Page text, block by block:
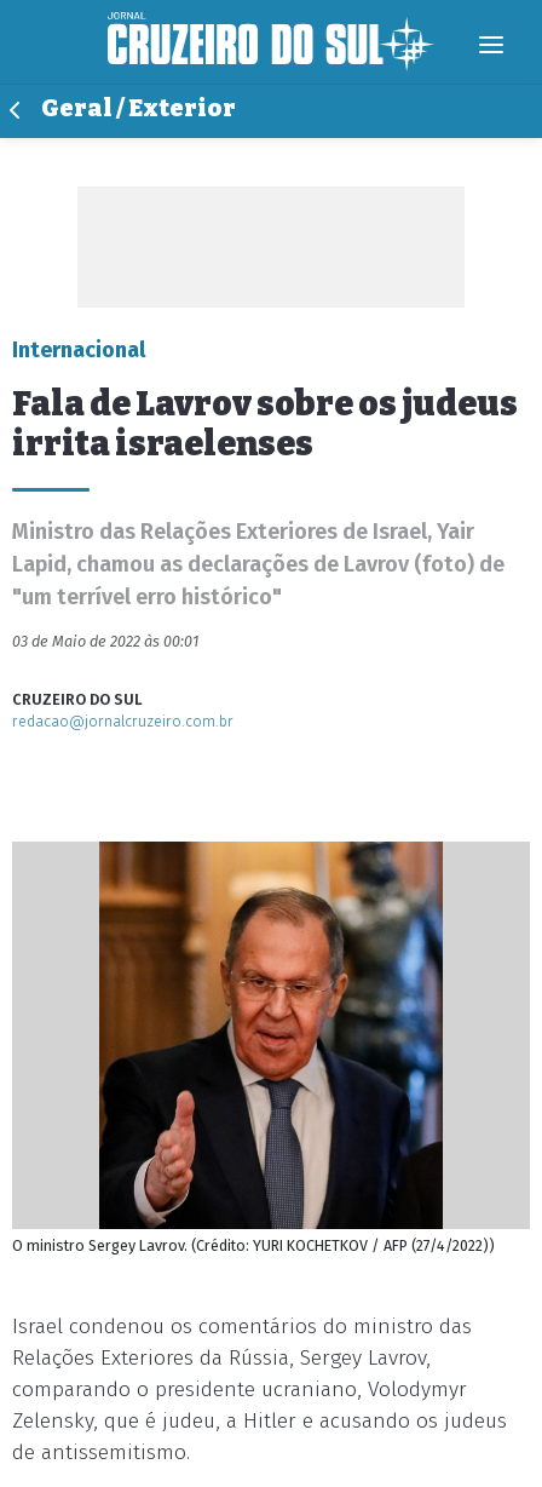
Geral / Exterior
Internacional
Fala de Lavrov sobre os judeus
irrita israelenses
Ministro das Relações Exteriores de Israel, Yair
Lapid, chamou as declarações de Lavrov (foto) de
"um terrível erro histórico"
03 de Maio de 2022 às 00:01
CRUZEIRO DO SUL
redacao@jornalcruzeiro.com.br
O ministro Sergey Lavrov. (Crédito: YURI KOCHETKOV / AFP (27/4/2022))
Israel condenou os comentários do ministro das
Relações Exteriores da Rússia, Sergey Lavrov,
comparando o presidente ucraniano, Volodymyr
Zelensky, que é judeu, a Hitler e acusando os judeus
de antissemitismo.